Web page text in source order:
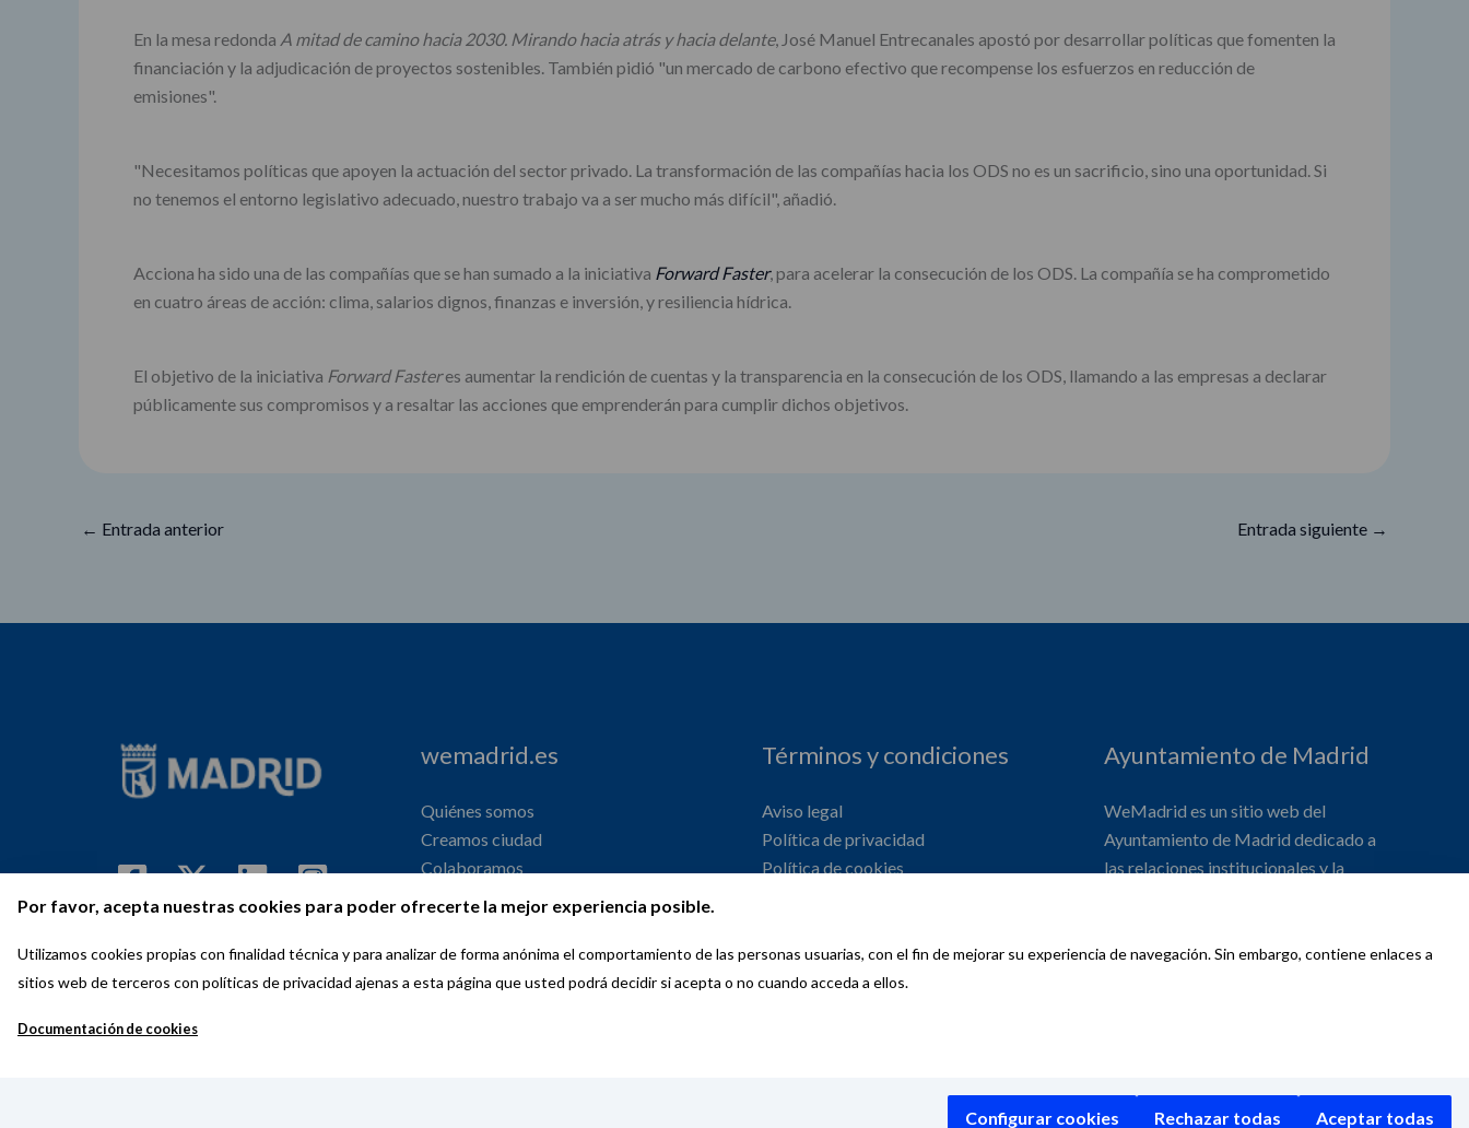
Por favor, acepta nuestras cookies para poder ofrecerte la mejor experiencia posible.
Utilizamos cookies propias con finalidad técnica y para analizar de forma anónima el comportamiento de las personas usuarias, con el fin de mejorar su experiencia de navegación. Sin embargo, contiene enlaces a
sitios web de terceros con políticas de privacidad ajenas a esta página que usted podrá decidir si acepta o no cuando acceda a ellos.
Documentación de cookies
Configurar cookies Rechazar todas Aceptar todas
En la mesa redonda A mitad de camino hacia 2030. Mirando hacia atrás y hacia delante, José Manuel Entrecanales apostó por desarrollar políticas que fomenten la
financiación y la adjudicación de proyectos sostenibles. También pidió "un mercado de carbono efectivo que recompense los esfuerzos en reducción de
emisiones".
"Necesitamos políticas que apoyen la actuación del sector privado. La transformación de las compañías hacia los ODS no es un sacrificio, sino una oportunidad. Si
no tenemos el entorno legislativo adecuado, nuestro trabajo va a ser mucho más difícil", añadió.
Acciona ha sido una de las compañías que se han sumado a la iniciativa Forward Faster, para acelerar la consecución de los ODS. La compañía se ha comprometido
en cuatro áreas de acción: clima, salarios dignos, finanzas e inversión, y resiliencia hídrica.
El objetivo de la iniciativa Forward Fasteres aumentar la rendición de cuentas y la transparencia en la consecución de los ODS, llamando a las empresas a declarar
públicamente sus compromisos y a resaltar las acciones que emprenderán para cumplir dichos objetivos.
← Entrada anterior Entrada siguiente →
wemadrid.es
Quiénes somos
Creamos ciudad
Colaboramos
Internacional
Términos y condiciones
Aviso legal
Política de privacidad
Política de cookies
Ayuntamiento de Madrid
WeMadrid es un sitio web del
Ayuntamiento de Madrid dedicado a
las relaciones institucionales y la
Copyright © 2026 Wemadrid | the place to be | Ayuntamiento de Madrid